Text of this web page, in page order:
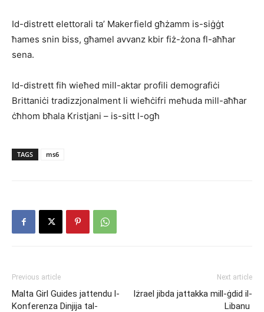
Id-distrett elettorali ta’ Makerfield għżamm is-siġġt
ħames snin biss, għamel avvanz kbir fiż-żona fl-aħħar
sena.
Id-distrett fih wieħed mill-aktar profili demografiċi
Brittaniċi tradizzjonalment li wieħċifri meħuda mill-aħħar
ċħhom bħala Kristjani – is-sitt l-ogħ
TAGS ms6
Previous article
Malta Girl Guides jattendu l-
Konferenza Dinjija tal-
Next article
Iżrael jibda jattakka mill-ġdid il-
Libanu